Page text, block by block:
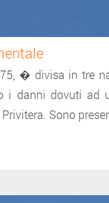
� divisa in tre
i danni dovuti
Sono